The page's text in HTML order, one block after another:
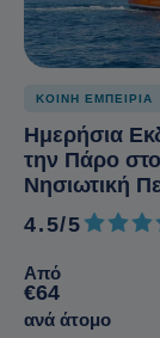
ΚΟΙΝΗ ΕΜΠΕΙΡΙΑ
Ημερήσια
την Πάρο
Νησιωτική
4.5/54.5 από
Από
€64
ανά άτομο